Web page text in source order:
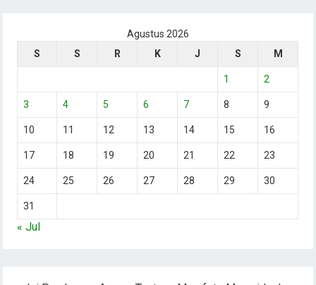
Agustus 2026
S
S R K J S M
1 2
3 4 5 6 7 8 9
10 11 12 13 14 15 16
17 18 19 20 21 22 23
24 25 26 27 28 29 30
31
« Jul